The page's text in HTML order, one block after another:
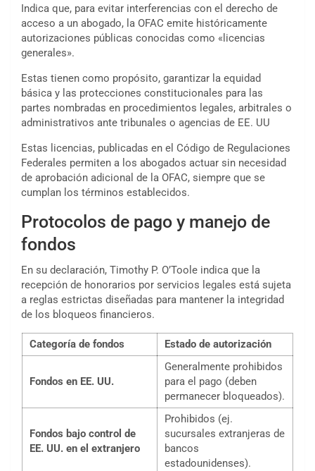
Indica que, para evitar interferencias con el derecho de
acceso a un abogado, la OFAC emite históricamente
autorizaciones públicas conocidas como «licencias
generales».
Estas tienen como propósito, garantizar la equidad
básica y las protecciones constitucionales para las
partes nombradas en procedimientos legales, arbitrales o
administrativos ante tribunales o agencias de EE. UU
Estas licencias, publicadas en el Código de Regulaciones
Federales permiten a los abogados actuar sin necesidad
de aprobación adicional de la OFAC, siempre que se
cumplan los términos establecidos.
Protocolos de pago y manejo de
fondos
En su declaración, Timothy P. O’Toole indica que la
recepción de honorarios por servicios legales está sujeta
a reglas estrictas diseñadas para mantener la integridad
de los bloqueos financieros.
Categoría de fondos Estado de autorización
Fondos en EE. UU.
Generalmente prohibidos
para el pago (deben
permanecer bloqueados).
Fondos bajo control de
EE. UU. en el extranjero
Prohibidos (ej.
sucursales extranjeras de
bancos
estadounidenses).